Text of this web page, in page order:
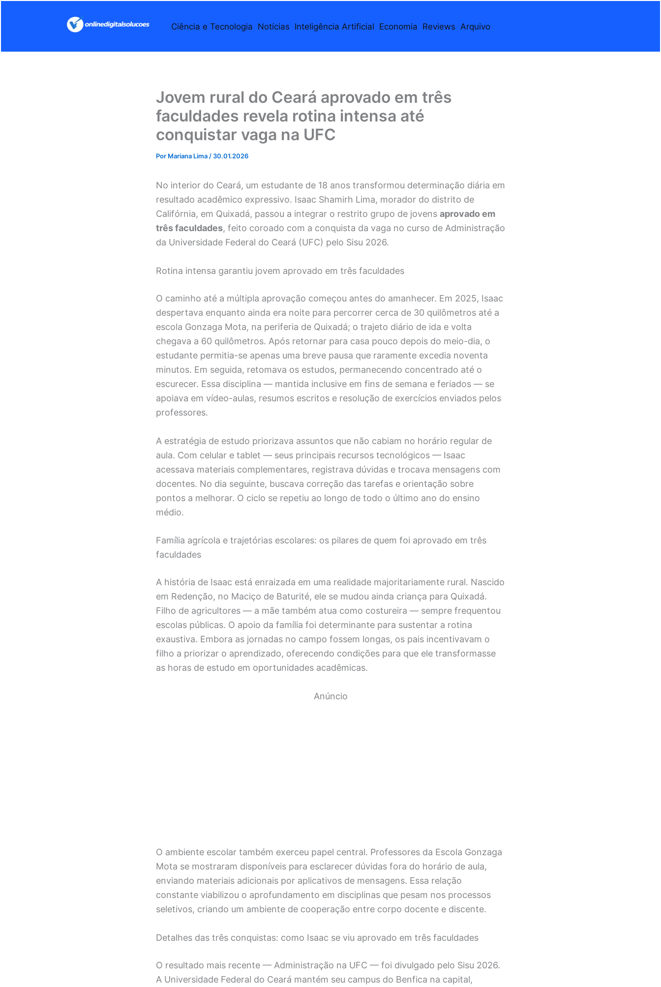
conteúdo
Ciência e Tecnologia Notícias Inteligência Artificial Economia Reviews Arquivo
Jovem rural do Ceará aprovado em três
faculdades revela rotina intensa até
conquistar vaga na UFC
Por Mariana Lima / 30.01.2026
No interior do Ceará, um estudante de 18 anos transformou determinação diária em
resultado acadêmico expressivo. Isaac Shamirh Lima, morador do distrito de
Califórnia, em Quixadá, passou a integrar o restrito grupo de jovens aprovado em
três faculdades, feito coroado com a conquista da vaga no curso de Administração
da Universidade Federal do Ceará (UFC) pelo Sisu 2026.
Rotina intensa garantiu jovem aprovado em três faculdades
O caminho até a múltipla aprovação começou antes do amanhecer. Em 2025, Isaac
despertava enquanto ainda era noite para percorrer cerca de 30 quilômetros até a
escola Gonzaga Mota, na periferia de Quixadá; o trajeto diário de ida e volta
chegava a 60 quilômetros. Após retornar para casa pouco depois do meio-dia, o
estudante permitia-se apenas uma breve pausa que raramente excedia noventa
minutos. Em seguida, retomava os estudos, permanecendo concentrado até o
escurecer. Essa disciplina — mantida inclusive em fins de semana e feriados — se
apoiava em vídeo-aulas, resumos escritos e resolução de exercícios enviados pelos
professores.
A estratégia de estudo priorizava assuntos que não cabiam no horário regular de
aula. Com celular e tablet — seus principais recursos tecnológicos — Isaac
acessava materiais complementares, registrava dúvidas e trocava mensagens com
docentes. No dia seguinte, buscava correção das tarefas e orientação sobre
pontos a melhorar. O ciclo se repetiu ao longo de todo o último ano do ensino
médio.
Família agrícola e trajetórias escolares: os pilares de quem foi aprovado em três
faculdades
A história de Isaac está enraizada em uma realidade majoritariamente rural. Nascido
em Redenção, no Maciço de Baturité, ele se mudou ainda criança para Quixadá.
Filho de agricultores — a mãe também atua como costureira — sempre frequentou
escolas públicas. O apoio da família foi determinante para sustentar a rotina
exaustiva. Embora as jornadas no campo fossem longas, os pais incentivavam o
filho a priorizar o aprendizado, oferecendo condições para que ele transformasse
as horas de estudo em oportunidades acadêmicas.
Anúncio
O ambiente escolar também exerceu papel central. Professores da Escola Gonzaga
Mota se mostraram disponíveis para esclarecer dúvidas fora do horário de aula,
enviando materiais adicionais por aplicativos de mensagens. Essa relação
constante viabilizou o aprofundamento em disciplinas que pesam nos processos
seletivos, criando um ambiente de cooperação entre corpo docente e discente.
Detalhes das três conquistas: como Isaac se viu aprovado em três faculdades
O resultado mais recente — Administração na UFC — foi divulgado pelo Sisu 2026.
A Universidade Federal do Ceará mantém seu campus do Benfica na capital,